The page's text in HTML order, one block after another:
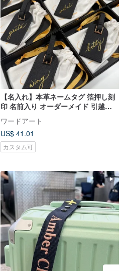
【名入れ】本革ネームタグ 箔押し刻
印 名前入り オーダーメイド 引越し
結婚 旅行 卒業 ギフト
ワードアート
US$ 41.01
カスタム可